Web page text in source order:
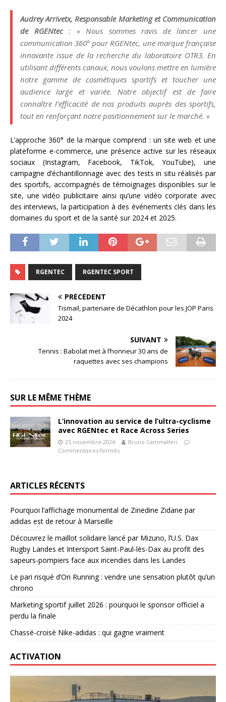
Audrey Arrivetx, Responsable Marketing et Communication
de RGENtec: « Nous sommes ravis de lancer une
communication 360° pour RGENtec, une marque française
innovante issue de la recherche du laboratoire OTR3. En
utilisant différents canaux, nous voulons mettre en lumière
notre gamme de cosmétiques sportifs et toucher une
audience large et variée. Notre objectif est de faire
connaître l’efficacité de nos produits auprès des sportifs,
tout en renforçant notre positionnement sur le marché. »
L’approche 360° de la marque comprend : un site web et une
plateforme e-commerce, une présence active sur les réseaux
sociaux (Instagram, Facebook, TikTok, YouTube), une
campagne d’échantillonnage avec des tests in situ réalisés par
des sportifs, accompagnés de témoignages disponibles sur le
site, une vidéo publicitaire ainsi qu’une vidéo corporate avec
des interviews, la participation à des événements clés dans les
domaines du sport et de la santé sur 2024 et 2025.
RGENTEC RGENTEC SPORT
PRÉCÉDENT
Tismail, partenaire de Décathlon pour les JOP Paris
2024
SUIVANT
Tennis : Babolat met à l’honneur 30 ans de
raquettes avec ses champions
SUR LE MÊME THÈME
L’innovation au service de l’ultra-cyclisme
avec RGENtec et Race Across Series
25 novembre 2024
Bruno Cammalleri
Commentaires fermés
ARTICLES RÉCENTS
Pourquoi l’affichage monumental de Zinedine Zidane par
adidas est de retour à Marseille
Découvrez le maillot solidaire lancé par Mizuno, l’U.S. Dax
Rugby Landes et Intersport Saint-Paul-lès-Dax au profit des
sapeurs-pompiers face aux incendies dans les Landes
Le pari risqué d’On Running : vendre une sensation plutôt qu’un
chrono
Marketing sportif juillet 2026 : pourquoi le sponsor officiel a
perdu la finale
Chassé-croisé Nike-adidas : qui gagne vraiment
ACTIVATION